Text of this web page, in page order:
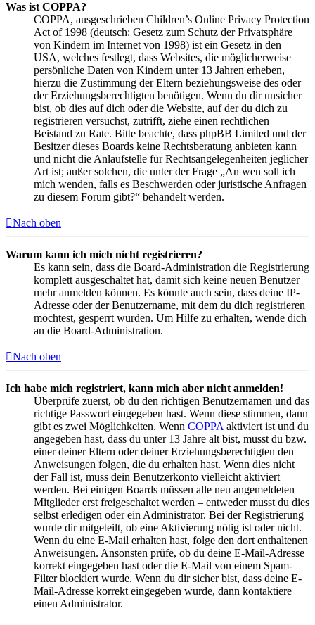
Was ist COPPA?
COPPA, ausgeschrieben Children’s Online Privacy Protection
Act of 1998 (deutsch: Gesetz zum Schutz der Privatsphäre
von Kindern im Internet von 1998) ist ein Gesetz in den
USA, welches festlegt, dass Websites, die möglicherweise
persönliche Daten von Kindern unter 13 Jahren erheben,
hierzu die Zustimmung der Eltern beziehungsweise des oder
der Erziehungsberechtigten benötigen. Wenn du dir unsicher
bist, ob dies auf dich oder die Website, auf der du dich zu
registrieren versuchst, zutrifft, ziehe einen rechtlichen
Beistand zu Rate. Bitte beachte, dass phpBB Limited und der
Besitzer dieses Boards keine Rechtsberatung anbieten kann
und nicht die Anlaufstelle für Rechtsangelegenheiten jeglicher
Art ist; außer solchen, die unter der Frage „An wen soll ich
mich wenden, falls es Beschwerden oder juristische Anfragen
zu diesem Forum gibt?“ behandelt werden.
Nach oben
Warum kann ich mich nicht registrieren?
Es kann sein, dass die Board-Administration die Registrierung
komplett ausgeschaltet hat, damit sich keine neuen Benutzer
mehr anmelden können. Es könnte auch sein, dass deine IP-
Adresse oder der Benutzername, mit dem du dich registrieren
möchtest, gesperrt wurden. Um Hilfe zu erhalten, wende dich
an die Board-Administration.
Nach oben
Ich habe mich registriert, kann mich aber nicht anmelden!
Überprüfe zuerst, ob du den richtigen Benutzernamen und das
richtige Passwort eingegeben hast. Wenn diese stimmen, dann
gibt es zwei Möglichkeiten. Wenn COPPA aktiviert ist und du
angegeben hast, dass du unter 13 Jahre alt bist, musst du bzw.
einer deiner Eltern oder deiner Erziehungsberechtigten den
Anweisungen folgen, die du erhalten hast. Wenn dies nicht
der Fall ist, muss dein Benutzerkonto vielleicht aktiviert
werden. Bei einigen Boards müssen alle neu angemeldeten
Mitglieder erst freigeschaltet werden – entweder musst du dies
selbst erledigen oder ein Administrator. Bei der Registrierung
wurde dir mitgeteilt, ob eine Aktivierung nötig ist oder nicht.
Wenn du eine E-Mail erhalten hast, folge den dort enthaltenen
Anweisungen. Ansonsten prüfe, ob du deine E-Mail-Adresse
korrekt eingegeben hast oder die E-Mail von einem Spam-
Filter blockiert wurde. Wenn du dir sicher bist, dass deine E-
Mail-Adresse korrekt eingegeben wurde, dann kontaktiere
einen Administrator.